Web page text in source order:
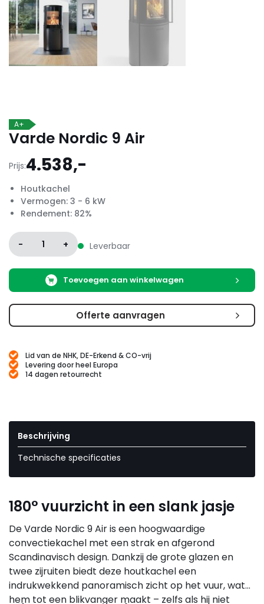
A+
Varde Nordic 9 Air
Prijs:4.538,-
Houtkachel
Vermogen: 3 - 6 kW
Rendement: 82%
- 1 + Leverbaar
Toevoegen aan winkelwagen
Offerte aanvragen
Lid van de NHK, DE-Erkend & CO-vrij
Levering door heel Europa
14 dagen retourrecht
Beschrijving
Technische specificaties
180° vuurzicht in een slank jasje
De Varde Nordic 9 Air is een hoogwaardige
convectiekachel met een strak en afgerond
Scandinavisch design. Dankzij de grote glazen en
twee zijruiten biedt deze houtkachel een
indrukwekkend panoramisch zicht op het vuur, wat
hem tot een blikvanger maakt – zelfs als hij niet